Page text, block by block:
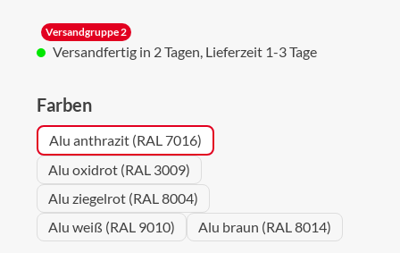
Versandgruppe 2
Versandfertig in 2 Tagen, Lieferzeit 1-3 Tage
Farbenauswählen
Alu anthrazit (RAL 7016)
Alu oxidrot (RAL 3009)
Alu ziegelrot (RAL 8004)
Alu weiß (RAL 9010)
Alu braun (RAL 8014)